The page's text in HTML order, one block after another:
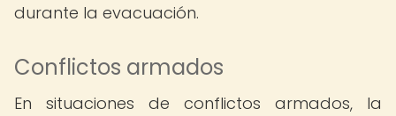
durante la evacuación.
Conflictos armados
En situaciones de conflictos armados, la